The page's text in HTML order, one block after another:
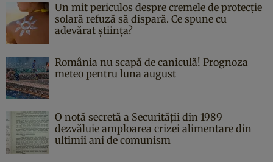
Un mit periculos despre cremele de protecție
solară refuză să dispară. Ce spune cu
adevărat știința?
România nu scapă de caniculă! Prognoza
meteo pentru luna august
O notă secretă a Securității din 1989
dezvăluie amploarea crizei alimentare din
ultimii ani de comunism